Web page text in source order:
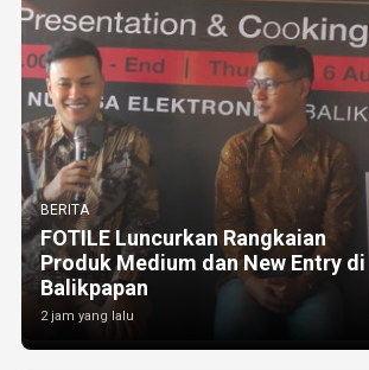
BERITA
FOTILE Luncurkan Rangkaian
Produk Medium dan New Entry di
Balikpapan
2 jam yang lalu